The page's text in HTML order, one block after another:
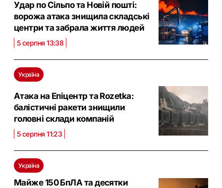
Удар по Сільпо та Новій пошті:
ворожа атака знищила складські
центри та забрала життя людей
5 серпня 13:38
Україна
Атака на Епіцентр та Rozetka:
балістичні ракети знищили
головні склади компаній
5 серпня 11:23
Україна
Майже 150 БпЛА та десятки